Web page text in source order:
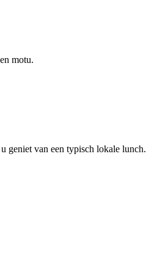
motu.
geniet van een typisch lokale lunch.